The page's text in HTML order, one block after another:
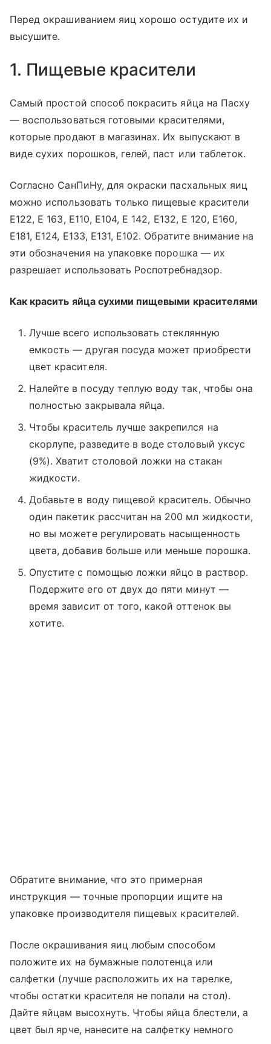
Перед окрашиванием яиц хорошо остудите их и
высушите.
1. Пищевые красители
Самый простой способ покрасить яйца на Пасху
— воспользоваться готовыми красителями,
которые продают в магазинах. Их выпускают в
виде сухих порошков, гелей, паст или таблеток.
Согласно СанПиНу, для окраски пасхальных яиц
можно использовать только пищевые красители
Е122, Е 163, Е110, Е104, Е 142, Е132, Е 120, Е160,
Е181, Е124, Е133, Е131, Е102. Обратите внимание на
эти обозначения на упаковке порошка — их
разрешает использовать Роспотребнадзор.
Как красить яйца сухими пищевыми красителями
Лучше всего использовать стеклянную
емкость — другая посуда может приобрести
цвет красителя.
Налейте в посуду теплую воду так, чтобы она
полностью закрывала яйца.
Чтобы краситель лучше закрепился на
скорлупе, разведите в воде столовый уксус
(9%). Хватит столовой ложки на стакан
жидкости.
Добавьте в воду пищевой краситель. Обычно
один пакетик рассчитан на 200 мл жидкости,
но вы можете регулировать насыщенность
цвета, добавив больше или меньше порошка.
Опустите с помощью ложки яйцо в раствор.
Подержите его от двух до пяти минут —
время зависит от того, какой оттенок вы
хотите.
Обратите внимание, что это примерная
инструкция — точные пропорции ищите на
упаковке производителя пищевых красителей.
После окрашивания яиц любым способом
положите их на бумажные полотенца или
салфетки (лучше расположить их на тарелке,
чтобы остатки красителя не попали на стол).
Дайте яйцам высохнуть. Чтобы яйца блестели, а
цвет был ярче, нанесите на салфетку немного